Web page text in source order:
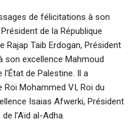
de félicitations à son
de la République
Rajap Taib Erdogan, Président
son excellence Mahmoud
de Palestine. Il a
Mohammed VI, Roi du
Isaias Afwerki, Président
de l’Aïd al-Adha.